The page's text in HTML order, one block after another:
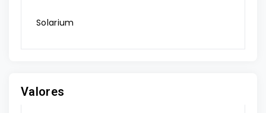
Solarium
Valores